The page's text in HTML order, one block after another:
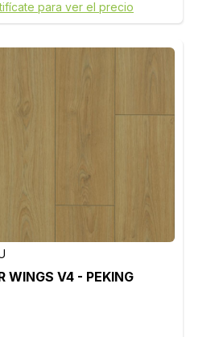
para ver el precio
WINGS V4 - PEKING